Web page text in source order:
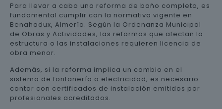
Para llevar a cabo una reforma de baño completo, es
fundamental cumplir con la normativa vigente en
Benahadux, Almería. Según la Ordenanza Municipal
de Obras y Actividades, las reformas que afectan la
estructura o las instalaciones requieren licencia de
obra menor.
Además, si la reforma implica un cambio en el
sistema de fontanería o electricidad, es necesario
contar con certificados de instalación emitidos por
profesionales acreditados.